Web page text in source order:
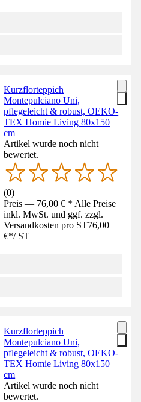
Kurzflorteppich
Montepulciano Uni,
pflegeleicht & robust, OEKO-
TEX Homie Living 80x150
cm
Artikel wurde noch nicht
bewertet.
(0)
Preis — 76,00 € * Alle Preise
inkl. MwSt. und ggf. zzgl.
Versandkosten pro ST76,00
€*/ ST
Kurzflorteppich
Montepulciano Uni,
pflegeleicht & robust, OEKO-
TEX Homie Living 80x150
cm
Artikel wurde noch nicht
bewertet.